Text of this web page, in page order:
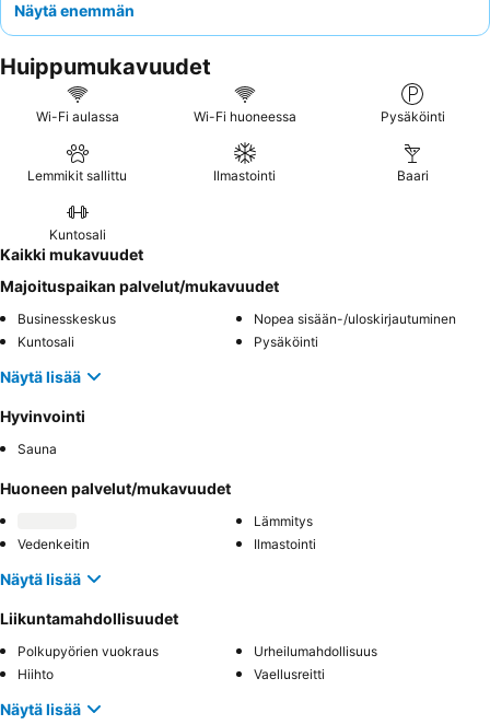
ulkoilupäivän jälkeen. Huomaavainen ja ystävällinen
sisältää laadukkaita, paikallisesti hankittuja raaka-aineita.
Todella ainutlaatuista oleskelua varten harkitse
glamping-
majoitustasaadaksesi läheisemmän yhteyden luontoon.
Näytä enemmän
Huippumukavuudet
Wi-Fi aulassa Wi-Fi huoneessa Pysäköinti
Lemmikit sallittu Ilmastointi Baari
Kuntosali
Kaikki mukavuudet
Majoituspaikan palvelut/mukavuudet
Businesskeskus
Nopea sisään-/uloskirjautuminen
Kuntosali
Pysäköinti
Näytä lisää
Hyvinvointi
Sauna
Huoneen palvelut/mukavuudet
Lämmitys
Vedenkeitin
Ilmastointi
Näytä lisää
Liikuntamahdollisuudet
Polkupyörien vuokraus
Urheilumahdollisuus
Hiihto
Vaellusreitti
Näytä lisää